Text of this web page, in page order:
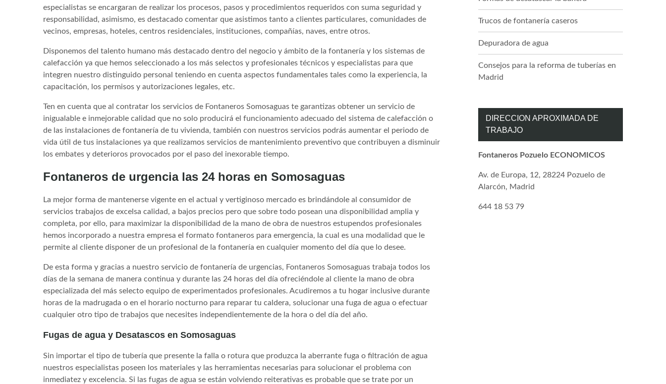
especialistas se encargaran de realizar los procesos, pasos y procedimientos requeridos con suma seguridad y
responsabilidad, asimismo, es destacado comentar que asistimos tanto a clientes particulares, comunidades de
vecinos, empresas, hoteles, centros residenciales, instituciones, compañías, naves, entre otros.
Disponemos del talento humano más destacado dentro del negocio y ámbito de la fontanería y los sistemas de
calefacción ya que hemos seleccionado a los más selectos y profesionales técnicos y especialistas para que
integren nuestro distinguido personal teniendo en cuenta aspectos fundamentales tales como la experiencia, la
capacitación, los permisos y autorizaciones legales, etc.
Ten en cuenta que al contratar los servicios de Fontaneros Somosaguas te garantizas obtener un servicio de
inigualable e inmejorable calidad que no solo producirá el funcionamiento adecuado del sistema de calefacción o
de las instalaciones de fontanería de tu vivienda, también con nuestros servicios podrás aumentar el periodo de
vida útil de tus instalaciones ya que realizamos servicios de mantenimiento preventivo que contribuyen a disminuir
los embates y deterioros provocados por el paso del inexorable tiempo.
Fontaneros de urgencia las 24 horas en Somosaguas
La mejor forma de mantenerse vigente en el actual y vertiginoso mercado es brindándole al consumidor de
servicios trabajos de excelsa calidad, a bajos precios pero que sobre todo posean una disponibilidad amplia y
completa, por ello, para maximizar la disponibilidad de la mano de obra de nuestros estupendos profesionales
hemos incorporado a nuestra empresa el formato fontaneros para emergencia, la cual es una modalidad que le
permite al cliente disponer de un profesional de la fontanería en cualquier momento del día que lo desee.
De esta forma y gracias a nuestro servicio de fontanería de urgencias, Fontaneros Somosaguas trabaja todos los
días de la semana de manera continua y durante las 24 horas del día ofreciéndole al cliente la mano de obra
especializada del más selecto equipo de experimentados profesionales. Acudiremos a tu hogar inclusive durante
horas de la madrugada o en el horario nocturno para reparar tu caldera, solucionar una fuga de agua o efectuar
cualquier otro tipo de trabajos que necesites independientemente de la hora o del día del año.
Fugas de agua y Desatascos en Somosaguas
Sin importar el tipo de tubería que presente la falla o rotura que produzca la aberrante fuga o filtración de agua
nuestros especialistas poseen los materiales y las herramientas necesarias para solucionar el problema con
inmediatez y excelencia. Si las fugas de agua se están volviendo reiterativas es probable que se trate por un
Trucos de fontanería caseros
Depuradora de agua
Consejos para la reforma de tuberías en
Madrid
DIRECCION APROXIMADA DE
TRABAJO
Fontaneros Pozuelo ECONOMICOS
Av. de Europa, 12, 28224 Pozuelo de
Alarcón, Madrid
644 18 53 79